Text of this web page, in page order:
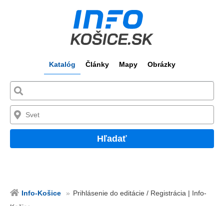
Katalóg Články Mapy Obrázky
Hľadať
Info-Košice
Prihlásenie do editácie / Registrácia | Info-